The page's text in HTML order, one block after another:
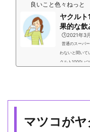
良いこと色々ねっと
ヤクル
果的な飲
🕒️2021年3
普通のスーパ
わないと聞いて
クルト1000い
マツコが